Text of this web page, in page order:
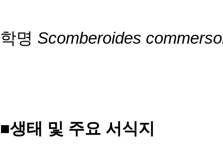
학명 Scomberoides
■생태 및 주요 서식지